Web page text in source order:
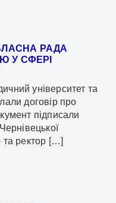
РАДА
У СФЕРІ
університет та
договір про
підписали
та ректор […]